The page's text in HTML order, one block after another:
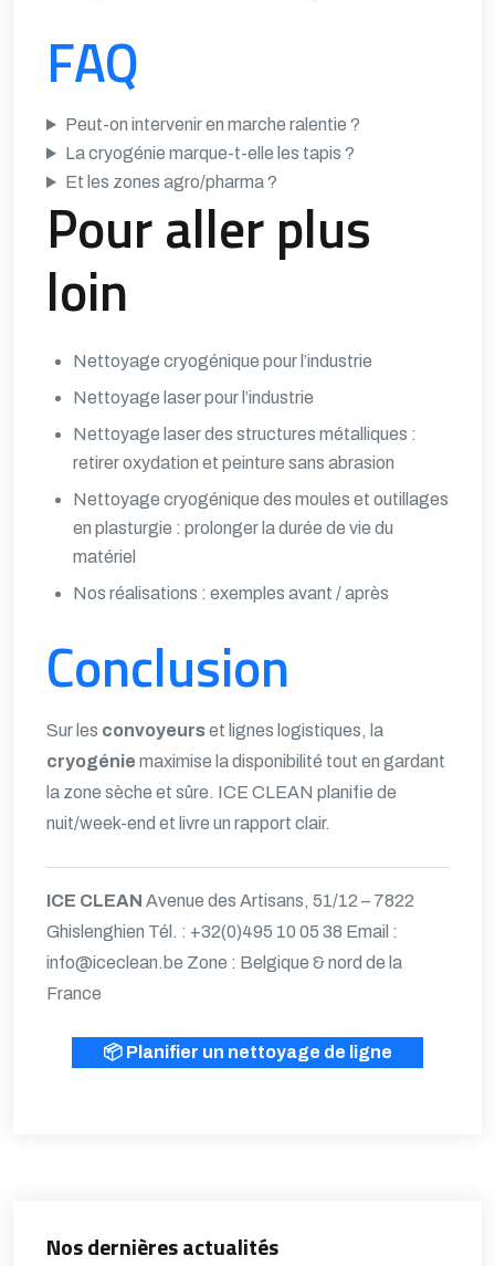
FAQ
Peut-on intervenir en marche ralentie ?
La cryogénie marque-t-elle les tapis ?
Et les zones agro/pharma ?
Pour aller plus
loin
Nettoyage cryogénique pour l’industrie
Nettoyage laser pour l’industrie
Nettoyage laser des structures métalliques :
retirer oxydation et peinture sans abrasion
Nettoyage cryogénique des moules et outillages
en plasturgie : prolonger la durée de vie du
matériel
Nos réalisations : exemples avant / après
Conclusion
Sur les convoyeurset lignes logistiques, la
cryogénie maximise la disponibilité tout en gardant
la zone sèche et sûre. ICE CLEAN planifie de
nuit/week-end et livre un rapport clair.
ICE CLEAN Avenue des Artisans, 51/12 – 7822
Ghislenghien Tél. : +32(0)495 10 05 38 Email :
info@iceclean.be Zone : Belgique & nord de la
France
📦 Planifier un nettoyage de ligne
Nos dernières actualités